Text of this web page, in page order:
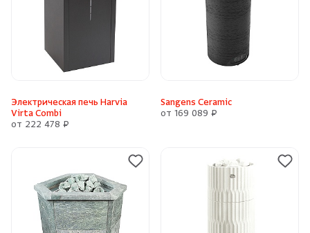
Электрическая печь Harvia
Virta Combi
от 222 478 ₽
Sangens Ceramic
от 169 089 ₽